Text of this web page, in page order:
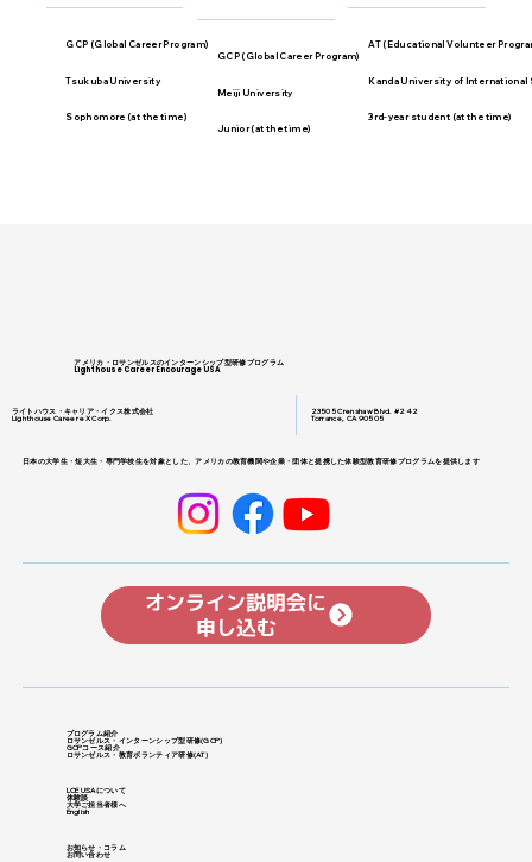
GCP (Global Career Program)
Tsukuba University
Sophomore (at the time)
GCP (Global Career Program)
Meiji University
Junior (at the time)
AT (Educational Volunteer
Kanda University of International
3rd-year student (at the time)
アメリカ・ロサンゼルスのインターンシップ型研修プログラム
Lighthouse Career Encourage USA
ライトハウス・キャリア・イクス株式会社
Lighthouse Career eX Corp.
23505 Crenshaw Blvd. #242
Torrance, CA 90505
日本の大学生・短大生・専門学校生を対象とした、アメリカの教育機関や企業・団体と提携した体験型教育研修プログラムを提供します
オンライン説明会に
申し込む
プログラム紹介
ロサンゼルス・インターンシップ型研修​(GCP)
GCPコース紹介
ロサンゼルス・教育ボランティア研修(AT)
LCE USAについて
体験談
大学ご担当者様へ
English
お知らせ・コラム
お問い合わせ